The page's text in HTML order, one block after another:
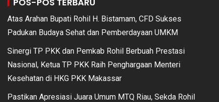
Atas Arahan Bupati Rohil H. Bistamam, CFD Sukses
Padukan Budaya Sehat dan Pemberdayaan UMKM
Sinergi TP PKK dan Pemkab Rohil Berbuah Prestasi
Nasional, Ketua TP PKK Raih Penghargaan Menteri
Kesehatan di HKG PKK Makassar
Pastikan Apresiasi Juara Umum MTQ Riau, Sekda Rohil